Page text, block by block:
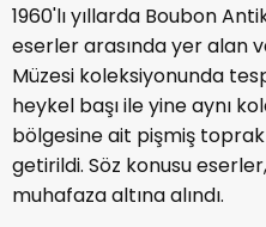
1960'lı yıllarda Boubon
eserler arasında yer alan
Müzesi koleksiyonunda
heykel başı ile yine aynı
bölgesine ait pişmiş
getirildi. Söz konusu
muhafaza altına alındı.